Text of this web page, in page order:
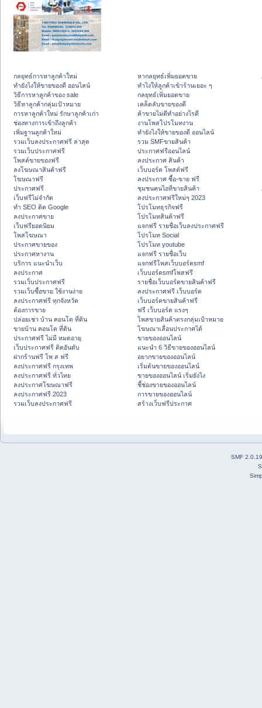
กลยุทธ์การหาลูกค้าใหม่
ทํายังไงให้ขายของดี ออนไลน์
วิธีการหาลูกค้าของ sale
วิธีหาลูกค้ากลุ่มเป้าหมาย
การหาลูกค้าใหม่ รักษาลูกค้าเก่า
ช่องทางการเข้าถึงลูกค้า
เพิ่มฐานลูกค้าใหม่
รวมเว็บลงประกาศฟรี ล่าสุด
รวมเว็บประกาศฟรี
โพสต์ขายของฟรี
ลงโฆษณาสินค้าฟรี
โฆษณาฟรี
ประกาศฟรี
เว็บฟรีไม่จำกัด
ทำ SEO ติด Google
ลงประกาศขาย
เว็บฟรียอดนิยม
โพสโฆษณา
ประกาศขายของ
ประกาศหางาน
บริการ แนะนำเว็บ
ลงประกาศ
รวมเว็บประกาศฟรี
รวมเว็บซื้อขาย ใช้งานง่าย
ลงประกาศฟรี ทุกจังหวัด
ต้องการขาย
ปล่อยเช่า บ้าน คอนโด ที่ดิน
ขายบ้าน คอนโด ที่ดิน
ประกาศฟรี ไม่มี หมดอายุ
เว็บประกาศฟรี ติดอันดับ
ฝากร้านฟรี โพ ส ฟรี
ลงประกาศฟรี กรุงเทพ
ลงประกาศฟรี ทั่วไทย
ลงประกาศโฆษณาฟรี
ลงประกาศฟรี 2023
รวมเว็บลงประกาศฟรี
หากลยุทธ์เพิ่มยอดขาย
ทําไงให้ลูกค้าเข้าร้านเยอะ ๆ
กลยุทธ์เพิ่มยอดขาย
เคล็ดลับขายของดี
ค้าขายไม่ดีทำอย่างไรดี
งานโพสโปรโมทงาน
ทํายังไงให้ขายของดี ออนไลน์
รวม SMFขายสินค้า
ประกาศฟรีออนไลน์
ลงประกาศ สินค้า
เว็บบอร์ด โพสต์ฟรี
ลงประกาศ ซื้อ-ขาย ฟรี
ชุมชนคนไอทีขายสินค้า
ลงประกาศฟรีใหม่ๆ 2023
โปรโมทธุรกิจฟรี
โปรโมทสินค้าฟรี
แจกฟรี รายชื่อเว็บลงประกาศฟรี
โปรโมท Social
โปรโมท youtube
แจกฟรี รายชื่อเว็บ
แจกฟรีโพสเว็บบอร์ดsmf
เว็บบอร์ดsmfโพสฟรี
รายชื่อเว็บบอร์ดขายสินค้าฟรี
ลงประกาศฟรี เว็บบอร์ด
เว็บบอร์ดขายสินค้าฟรี
ฟรี เว็บบอร์ด แรงๆ
โพสขายสินค้าตรงกลุ่มเป้าหมาย
โฆษณาเลื่อนประกาศได้
ขายของออนไลน์
แนะนำ 6 วิธีขายของออนไลน์
อยากขายของออนไลน์
เริ่มต้นขายของออนไลน์
ขายของออนไลน์ เริ่มยังไง
ชี้ช่องขายของออนไลน์
การขายของออนไลน์
สร้างเว็บฟรีประกาศ
SMF 2.0.19